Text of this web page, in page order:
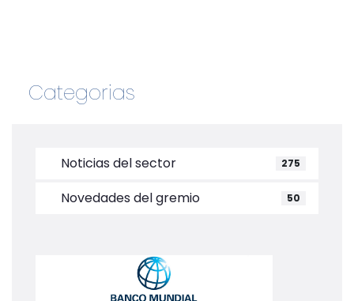
Categorias
Noticias del sector 275
Novedades del gremio 50